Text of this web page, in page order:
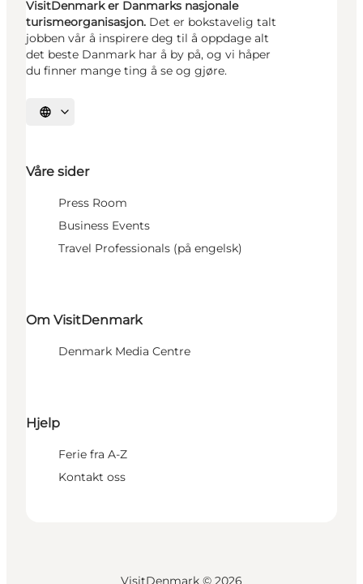
VisitDenmark er Danmarks nasjonale
turismeorganisasjon. Det er bokstavelig talt
jobben vår å inspirere deg til å oppdage alt
det beste Danmark har å by på, og vi håper
du finner mange ting å se og gjøre.
Velg språk
Våre sider
Press Room
Business Events
Travel Professionals (på engelsk)
Om VisitDenmark
Denmark Media Centre
Hjelp
Ferie fra A-Z
Kontakt oss